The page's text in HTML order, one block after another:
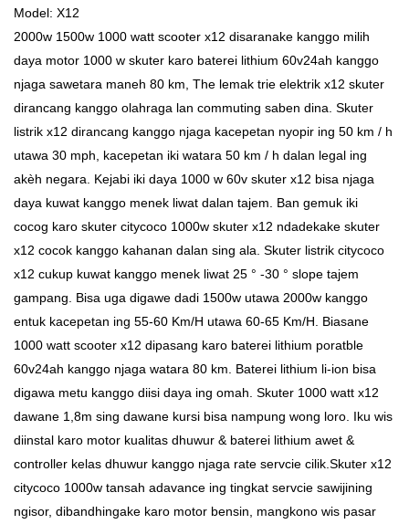
Model: X12
2000w 1500w 1000 watt scooter x12 disaranake kanggo milih
daya motor 1000 w skuter karo baterei lithium 60v24ah kanggo
njaga sawetara maneh 80 km, The lemak trie elektrik x12 skuter
dirancang kanggo olahraga lan commuting saben dina. Skuter
listrik x12 dirancang kanggo njaga kacepetan nyopir ing 50 km / h
utawa 30 mph, kacepetan iki watara 50 km / h dalan legal ing
akèh negara. Kejabi iki daya 1000 w 60v skuter x12 bisa njaga
daya kuwat kanggo menek liwat dalan tajem. Ban gemuk iki
cocog karo skuter citycoco 1000w skuter x12 ndadekake skuter
x12 cocok kanggo kahanan dalan sing ala. Skuter listrik citycoco
x12 cukup kuwat kanggo menek liwat 25 ° -30 ° slope tajem
gampang. Bisa uga digawe dadi 1500w utawa 2000w kanggo
entuk kacepetan ing 55-60 Km/H utawa 60-65 Km/H. Biasane
1000 watt scooter x12 dipasang karo baterei lithium poratble
60v24ah kanggo njaga watara 80 km. Baterei lithium li-ion bisa
digawa metu kanggo diisi daya ing omah. Skuter 1000 watt x12
dawane 1,8m sing dawane kursi bisa nampung wong loro. Iku wis
diinstal karo motor kualitas dhuwur & baterei lithium awet &
controller kelas dhuwur kanggo njaga rate servcie cilik.Skuter x12
citycoco 1000w tansah adavance ing tingkat servcie sawijining
ngisor, dibandhingake karo motor bensin, mangkono wis pasar